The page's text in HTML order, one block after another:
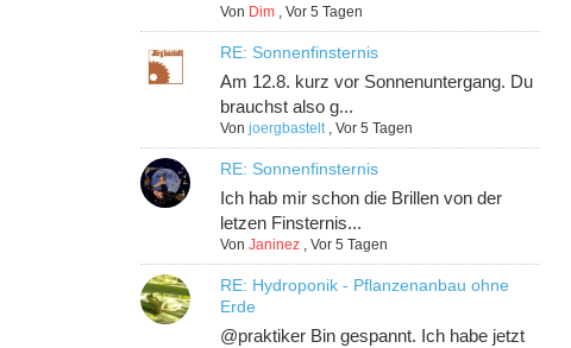
Von Dim ,Vor 5 Tagen
RE: Sonnenfinsternis
Am 12.8. kurz vor Sonnenuntergang. Du
brauchst also g...
Vonjoergbastelt ,Vor 5 Tagen
RE: Sonnenfinsternis
Ich hab mir schon die Brillen von der
letzen Finsternis...
VonJaninez ,Vor 5 Tagen
RE: Hydroponik - Pflanzenanbau ohne
Erde
@praktiker Bin gespannt. Ich habe jetzt